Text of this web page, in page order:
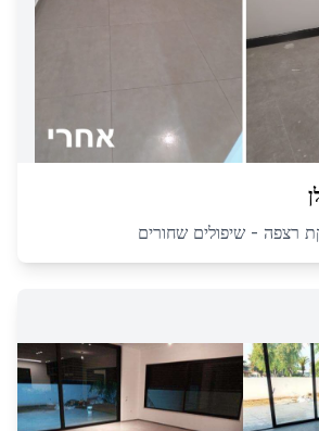
רצפה - שיפולים שחורים